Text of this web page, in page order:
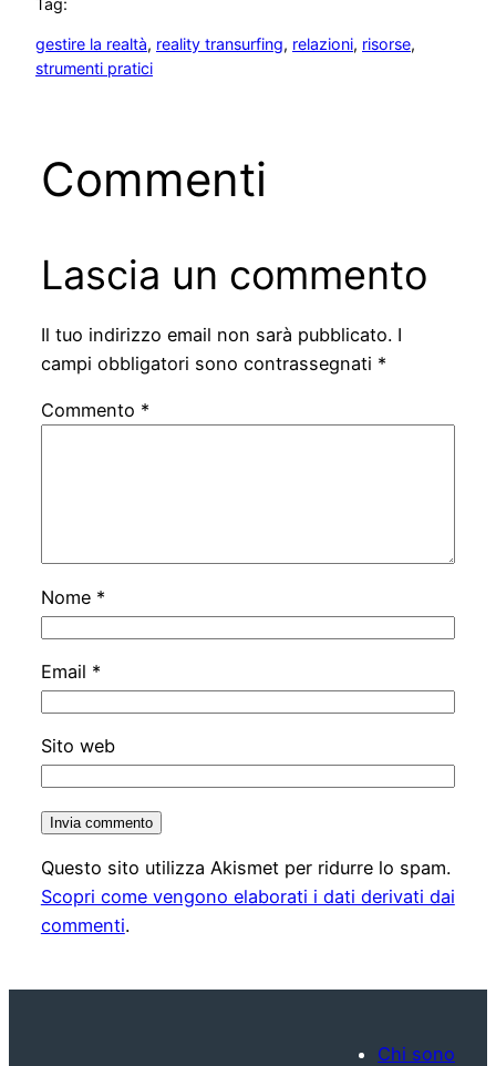
gestire la realtà, reality transurfing, relazioni, risorse
strumenti pratici
Commenti
Lascia un commento
Il tuo indirizzo email non sarà pubblicato. I
campi obbligatori sono contrassegnati *
Commento *
Nome *
Email *
Sito web
Questo sito utilizza Akismet per ridurre lo spam.
Scopri come vengono elaborati i dati derivati dai
commenti.
Chi sono